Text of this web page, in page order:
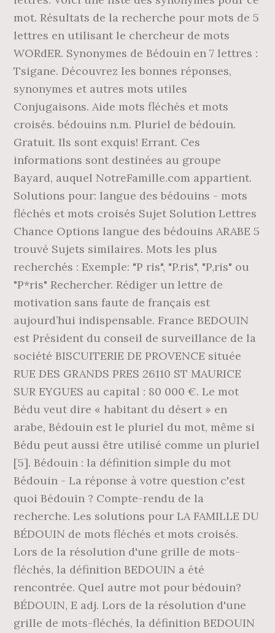
mot. Résultats de la recherche pour mots de 5
lettres en utilisant le chercheur de mots
WORdER. Synonymes de Bédouin en 7 lettres :
Tsigane. Découvrez les bonnes réponses,
synonymes et autres mots utiles
Conjugaisons. Aide mots fléchés et mots
croisés. bédouins n.m. Pluriel de bédouin.
Gratuit. Ils sont exquis! Errant. Ces
informations sont destinées au groupe
Bayard, auquel NotreFamille.com appartient.
Solutions pour: langue des bédouins - mots
fléchés et mots croisés Sujet Solution Lettres
Chance Options langue des bédouins ARABE 5
trouvé Sujets similaires. Mots les plus
recherchés : Exemple: "P ris", "P.ris", "P,ris" ou
"P*ris" Rechercher. Rédiger un lettre de
motivation sans faute de français est
aujourd’hui indispensable. France BEDOUIN
est Président du conseil de surveillance de la
société BISCUITERIE DE PROVENCE située
RUE DES GRANDS PRES 26110 ST MAURICE
SUR EYGUES au capital : 80 000 €. Le mot
Bédu veut dire « habitant du désert » en
arabe, Bédouin est le pluriel du mot, même si
Bédu peut aussi être utilisé comme un pluriel
[5]. Bédouin : la définition simple du mot
Bédouin - La réponse à votre question c'est
quoi Bédouin ? Compte-rendu de la
recherche. Les solutions pour LA FAMILLE DU
BÉDOUIN de mots fléchés et mots croisés.
Lors de la résolution d'une grille de mots-
fléchés, la définition BEDOUIN a été
rencontrée. Quel autre mot pour bédouin?
BÉDOUIN, E adj. Lors de la résolution d'une
grille de mots-fléchés, la définition BEDOUIN